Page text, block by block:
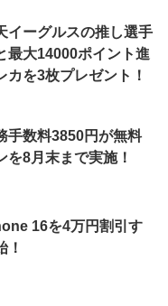
イーグルスの推し選手
最大14000ポイント進
カを3枚プレゼント！
手数料3850円が無料
を8月末まで実施！
16を4万円割引す
！